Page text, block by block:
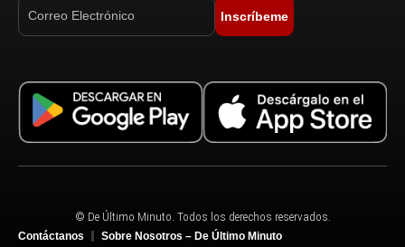
Inscríbeme
© De Último Minuto. Todos los derechos reservados.
Contáctanos
Sobre Nosotros – De Último Minuto